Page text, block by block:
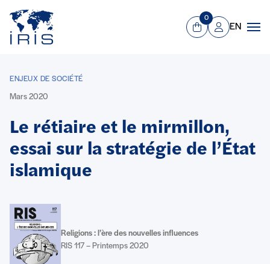
Aller au contenu principal
Panier
0
Mon compte
EN
ENJEUX DE SOCIÉTÉ
Mars 2020
Le rétiaire et le mirmillon,
essai sur la stratégie de l’État
islamique
Religions : l’ère des nouvelles influences
RIS 117 – Printemps 2020